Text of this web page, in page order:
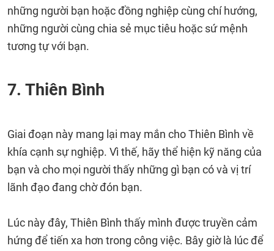
những người bạn hoặc đồng nghiệp cùng chí hướng,
những người cùng chia sẻ mục tiêu hoặc sứ mệnh
tương tự với bạn.
7. Thiên Bình
Giai đoạn này mang lại may mắn cho Thiên Bình về
khía cạnh sự nghiệp. Vì thế, hãy thể hiện kỹ năng của
bạn và cho mọi người thấy những gì bạn có và vị trí
lãnh đạo đang chờ đón bạn.
Lúc này đây, Thiên Bình thấy mình được truyền cảm
hứng để tiến xa hơn trong công việc. Bây giờ là lúc để